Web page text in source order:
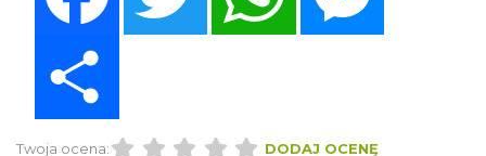
Twoja ocena: DODAJ OCENĘ